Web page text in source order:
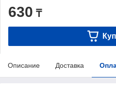
630 ₸
Описание Доставка